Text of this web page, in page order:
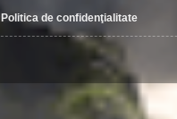
Politica de confidenţialitate